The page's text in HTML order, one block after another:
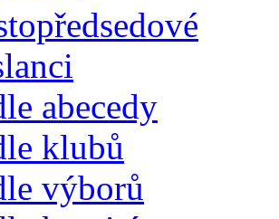
abecedy
klubů
výborů